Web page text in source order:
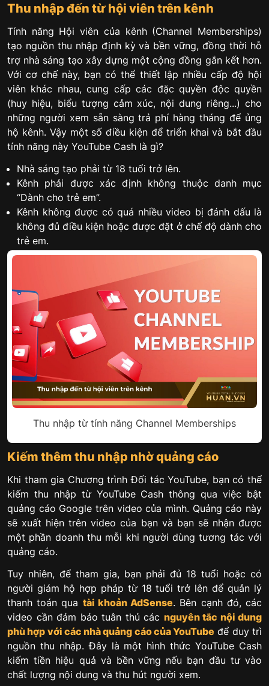
Thu nhập đến từ hội viên trên kênh
Tính năng Hội viên của kênh (Channel Memberships)
tạo nguồn thu nhập định kỳ và bền vững, đồng thời hỗ
trợ nhà sáng tạo xây dựng một cộng đồng gắn kết hơn.
Với cơ chế này, bạn có thể thiết lập nhiều cấp độ hội
viên khác nhau, cung cấp các đặc quyền độc quyền
(huy hiệu, biểu tượng cảm xúc, nội dung riêng...) cho
những người xem sẵn sàng trả phí hàng tháng để ủng
hộ kênh. Vậy một số điều kiện để triển khai và bắt đầu
tính năng này YouTube Cash là gì?
Nhà sáng tạo phải từ 18 tuổi trở lên.
Kênh phải được xác định không thuộc danh mục
“Dành cho trẻ em”.
Kênh không được có quá nhiều video bị đánh dấu là
không đủ điều kiện hoặc được đặt ở chế độ dành cho
trẻ em.
Thu nhập từ tính năng Channel Memberships
Kiếm thêm thu nhập nhờ quảng cáo
Khi tham gia Chương trình Đối tác YouTube, bạn có thể
kiếm thu nhập từ YouTube Cash thông qua việc bật
quảng cáo Google trên video của mình. Quảng cáo này
sẽ xuất hiện trên video của bạn và bạn sẽ nhận được
một phần doanh thu mỗi khi người dùng tương tác với
quảng cáo.
Tuy nhiên, để tham gia, bạn phải đủ 18 tuổi hoặc có
người giám hộ hợp pháp từ 18 tuổi trở lên để quản lý
thanh toán qua tài khoản AdSense. Bên cạnh đó, các
video cần đảm bảo tuân thủ các nguyên tắc nội dung
phù hợp với các nhà quảng cáo của YouTube để duy trì
nguồn thu nhập. Đây là một hình thức YouTube Cash
kiếm tiền hiệu quả và bền vững nếu bạn đầu tư vào
chất lượng nội dung và thu hút người xem.